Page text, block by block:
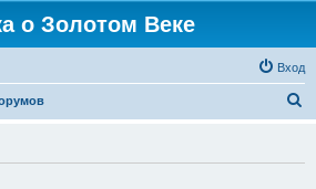
о Золотом Веке
Вход